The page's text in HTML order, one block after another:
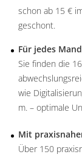
schon ab 15 €
geschont.
Für jedes
Sie finden die
wie
m. – optimale
Mit
Über 150